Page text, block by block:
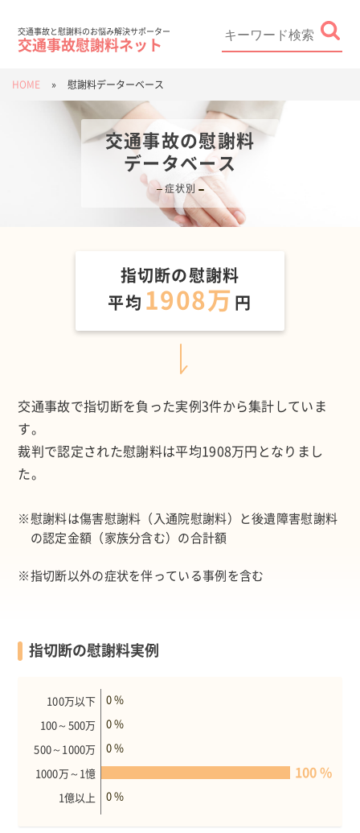
交通事故と慰謝料のお悩み解決サポーター
交通事故慰謝料ネット
HOME » 慰謝料データーベース
交通事故の慰謝料
データベース
症状別
指切断の慰謝料
平均 1908万 円
交通事故で指切断を負った実例3件から集計していま
す。
裁判で認定された慰謝料は平均1908万円 となりまし
た。
※ 慰謝料は傷害慰謝料（入通院慰謝料）と後遺障害慰謝料
の認定金額（家族分含む）の合計額
※ 指切断以外の症状を伴っている事例を含む
指切断の慰謝料実例
100万以下
100～500万
500～1000万
1000万～1憶
1億以上
0 %
0 %
0 %
100 %
0 %